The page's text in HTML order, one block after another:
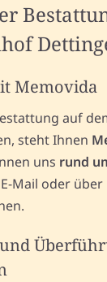
Memovida
auf
steht Ihnen
uns rund
Mail oder